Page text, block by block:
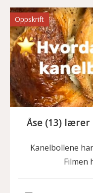
Oppskrift
Åse (13)
Kanelbollene
Filmen